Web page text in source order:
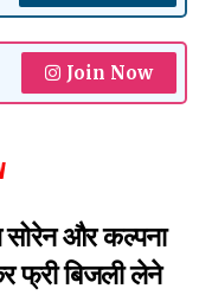
Join Now
सोरेन और कल्पना
फ्री बिजली लेने